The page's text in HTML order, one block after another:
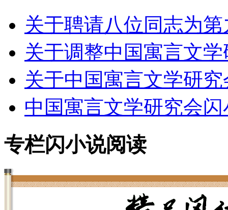
关于聘请八位同志为
关于调整中国寓言文
关于中国寓言文学研
中国寓言文学研究会
专栏闪小说阅读